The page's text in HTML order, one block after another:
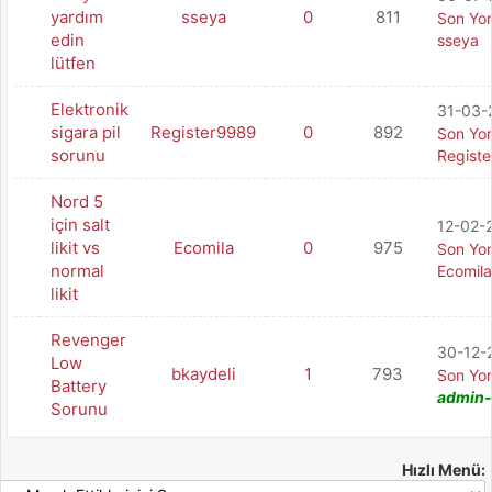
yardım
edin
lütfen
sseya 0 811
Son
sseya
Elektronik
sigara pil
sorunu
Register9989 0 892
31-03-
Son
Nord 5
için salt
likit vs
normal
likit
Ecomila 0 975
12-02-
Son
Ecomila
Revenger
Low
Battery
Sorunu
bkaydeli 1 793
30-12-
Son
Hızlı Menü: